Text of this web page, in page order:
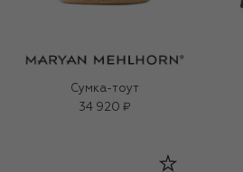
Сумка-тоут
34 920 ₽